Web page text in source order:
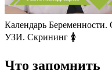
Календарь
УЗИ. Скрининг 🚺
Что запомнить